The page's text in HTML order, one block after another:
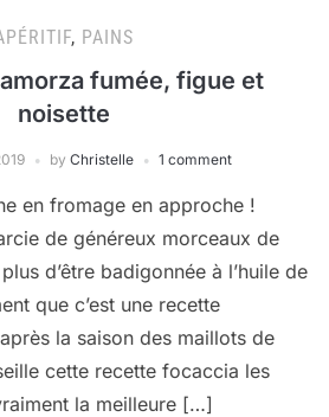
, PAINS
fumée, figue et
noisette
by Christelle 1 comment
en fromage en approche !
de généreux morceaux de
d’être badigonnée à l’huile de
que c’est une recette
la saison des maillots de
cette recette focaccia les
la meilleure […]